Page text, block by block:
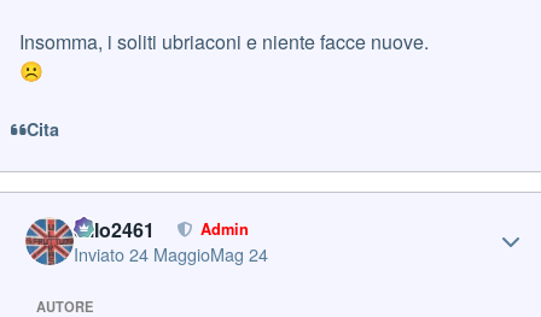
Insomma, i soliti ubriaconi e niente facce nuove.
☹️
Cita
cillo2461 Admin
Inviato24 MaggioMag 24
AUTORE